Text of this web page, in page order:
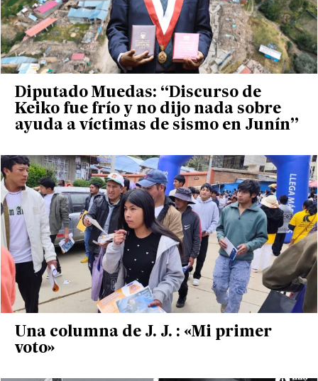
Diputado Muedas: “Discurso de
Keiko fue frío y no dijo nada sobre
ayuda a víctimas de sismo en Junín”
Una columna de J. J. : «Mi primer
voto»